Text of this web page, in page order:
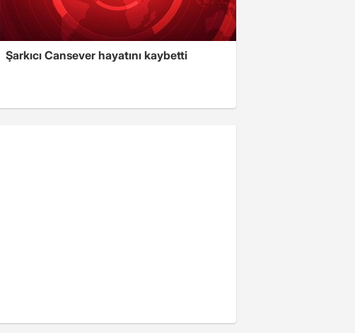
Şarkıcı Cansever hayatını kaybetti